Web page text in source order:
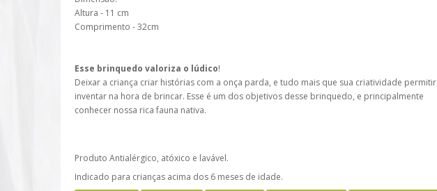
Altura - 11 cm
Comprimento - 32cm
Esse brinquedo valoriza o lúdico!
Deixar a criança criar histórias com a onça parda, e tudo mais que sua criatividade permitir
inventar na hora de brincar. Esse é um dos objetivos desse brinquedo, e principalmente
conhecer nossa rica fauna nativa.
Produto Antialérgico, atóxico e lavável.
Indicado para crianças acima dos 6 meses de idade.